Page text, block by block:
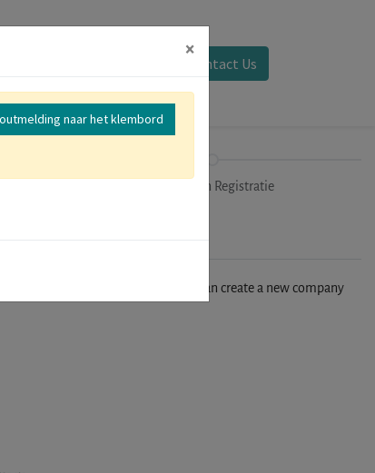
Contact Us
Uitchecken Registratie
company in our database, you can create a new company
×
naar het klembord